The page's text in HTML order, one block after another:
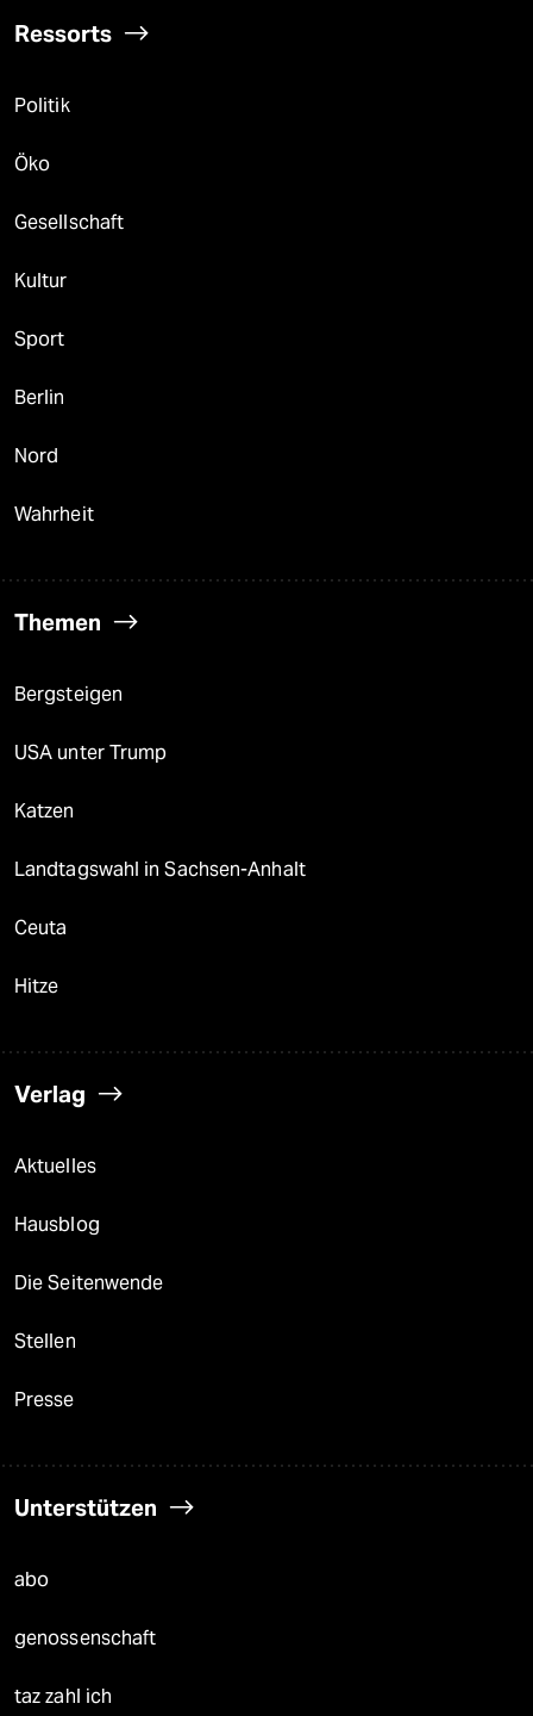
Ressorts
Politik
Öko
Gesellschaft
Kultur
Sport
Berlin
Nord
Wahrheit
Themen
Bergsteigen
USA unter Trump
Katzen
Landtagswahl in Sachsen-Anhalt
Ceuta
Hitze
Verlag
Aktuelles
Hausblog
Die Seitenwende
Stellen
Presse
Unterstützen
abo
genossenschaft
taz zahl ich